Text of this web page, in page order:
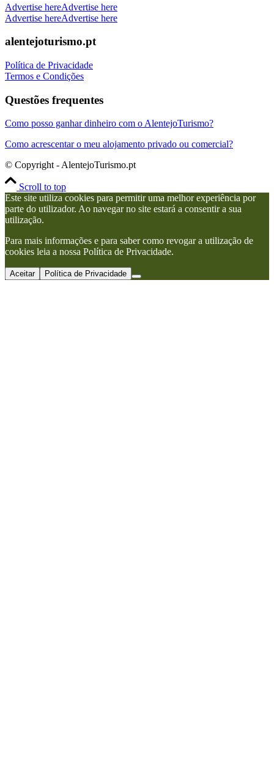
Advertise hereAdvertise here
Advertise hereAdvertise here
alentejoturismo.pt
Política de Privacidade
Termos e Condições
Questões frequentes
Como posso ganhar dinheiro com o AlentejoTurismo?
Como acrescentar o meu alojamento privado ou comercial?
© Copyright - AlentejoTurismo.pt
Scroll to top
Este site utiliza cookies para permitir uma melhor experiência por
parte do utilizador. Ao navegar no site estará a consentir a sua
utilização.
Para mais informações e para saber como revogar a utilização de
cookies leia a nossa Política de Privacidade.
Aceitar Política de Privacidade